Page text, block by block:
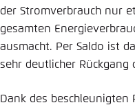
der Stromverbrauch nur
gesamten
ausmacht. Per Saldo ist
sehr deutlicher Rückgang
Dank des beschleunigten